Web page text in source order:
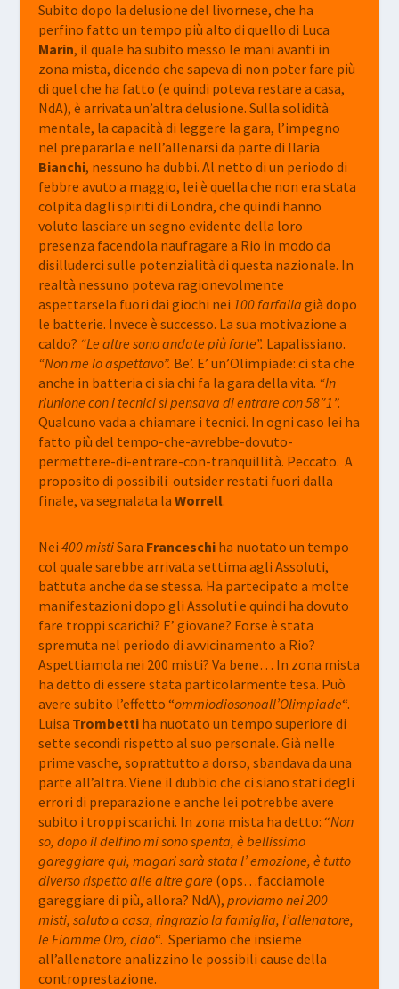
Subito dopo la delusione del livornese, che ha
perfino fatto un tempo più alto di quello di Luca
Marin, il quale ha subito messo le mani avanti in
zona mista, dicendo che sapeva di non poter fare più
di quel che ha fatto (e quindi poteva restare a casa,
NdA), è arrivata un’altra delusione. Sulla solidità
mentale, la capacità di leggere la gara, l’impegno
nel prepararla e nell’allenarsi da parte di Ilaria
Bianchi, nessuno ha dubbi. Al netto di un periodo di
febbre avuto a maggio, lei è quella che non era stata
colpita dagli spiriti di Londra, che quindi hanno
voluto lasciare un segno evidente della loro
presenza facendola naufragare a Rio in modo da
disilluderci sulle potenzialità di questa nazionale. In
realtà nessuno poteva ragionevolmente
aspettarsela fuori dai giochi nei 100 farfalla già dopo
le batterie. Invece è successo. La sua motivazione a
caldo? “Le altre sono andate più forte”. Lapalissiano.
“Non me lo aspettavo”. Be’. E’ un’Olimpiade: ci sta che
anche in batteria ci sia chi fa la gara della vita. “In
riunione con i tecnici si pensava di entrare con 58″1”.
Qualcuno vada a chiamare i tecnici. In ogni caso lei ha
fatto più del tempo-che-avrebbe-dovuto-
permettere-di-entrare-con-tranquillità. Peccato. A
proposito di possibili outsider restati fuori dalla
finale, va segnalata la Worrell.
Nei 400 mistiSara Franceschiha nuotato un tempo
col quale sarebbe arrivata settima agli Assoluti,
battuta anche da se stessa. Ha partecipato a molte
manifestazioni dopo gli Assoluti e quindi ha dovuto
fare troppi scarichi? E’ giovane? Forse è stata
spremuta nel periodo di avvicinamento a Rio?
Aspettiamola nei 200 misti? Va bene… In zona mista
ha detto di essere stata particolarmente tesa. Può
avere subito l’effetto “ommiodiosonoall’Olimpiade“.
Luisa Trombettiha nuotato un tempo superiore di
sette secondi rispetto al suo personale. Già nelle
prime vasche, soprattutto a dorso, sbandava da una
parte all’altra. Viene il dubbio che ci siano stati degli
errori di preparazione e anche lei potrebbe avere
subito i troppi scarichi. In zona mista ha detto: “Non
so, dopo il delfino mi sono spenta, è bellissimo
gareggiare qui, magari sarà stata l’ emozione, è tutto
diverso rispetto alle altre gare (ops…facciamole
gareggiare di più, allora? NdA), proviamo nei 200
misti, saluto a casa, ringrazio la famiglia, l’allenatore,
le Fiamme Oro, ciao“. Speriamo che insieme
all’allenatore analizzino le possibili cause della
controprestazione.